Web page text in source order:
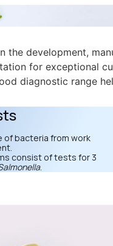
the development,
for exceptional
diagnostic range
bacteria from work
consist of tests for 3
.